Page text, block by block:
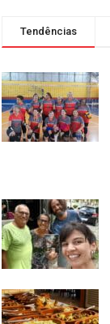
Tendências